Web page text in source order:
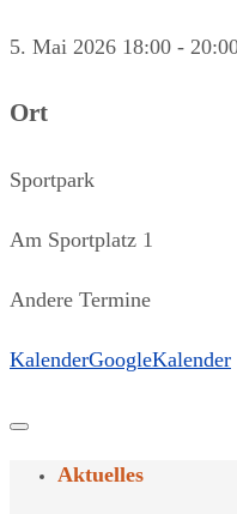
5. Mai 2026 18:00 -
Ort
Sportpark
Am Sportplatz 1
Andere Termine
KalenderGoogleKalender
Aktuelles